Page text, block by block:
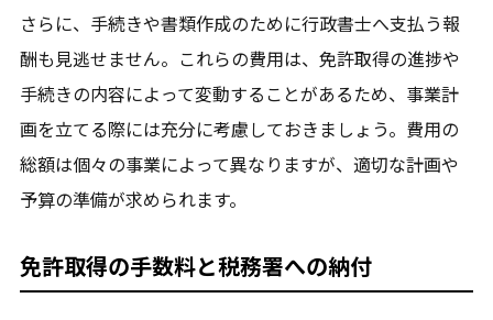
さらに、手続きや書類作成のために行政書士へ支払う報
酬も見逃せません。これらの費用は、免許取得の進捗や
手続きの内容によって変動することがあるため、事業計
画を立てる際には充分に考慮しておきましょう。費用の
総額は個々の事業によって異なりますが、適切な計画や
予算の準備が求められます。
免許取得の手数料と税務署への納付